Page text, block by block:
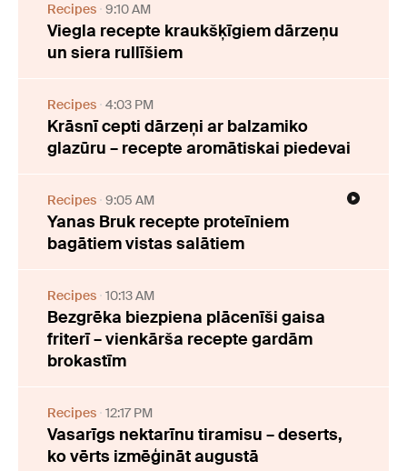
Recipes 9:10 AM
Viegla recepte kraukšķīgiem dārzeņu
un siera rullīšiem
Recipes 4:03 PM
Krāsnī cepti dārzeņi ar balzamiko
glazūru – recepte aromātiskai piedevai
Recipes 9:05 AM
Yanas Bruk recepte proteīniem
bagātiem vistas salātiem
Recipes 10:13 AM
Bezgrēka biezpiena plācenīši gaisa
friterī – vienkārša recepte gardām
brokastīm
Recipes 12:17 PM
Vasarīgs nektarīnu tiramisu – deserts,
ko vērts izmēģināt augustā